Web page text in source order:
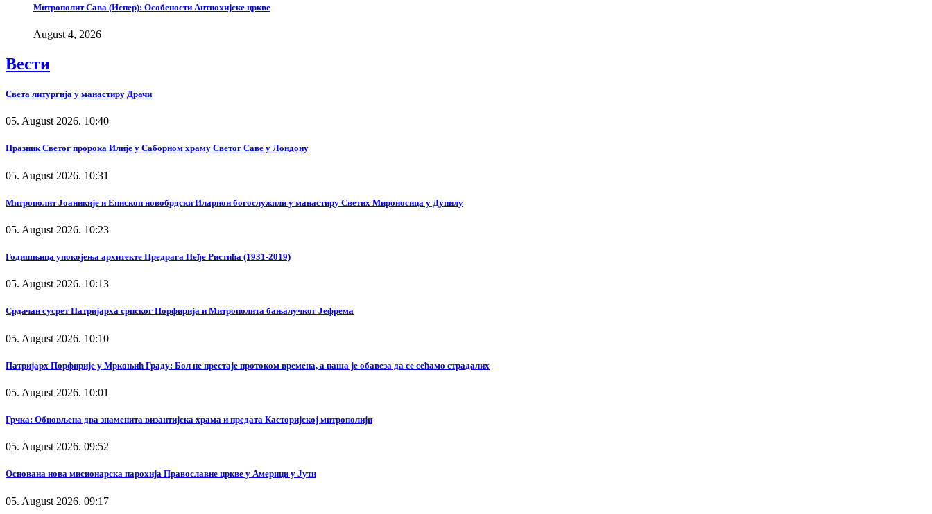
Митрополит Сава (Испер): Особености Антиохијске цркве
August 4, 2026
Вести
Света литургија у манастиру Драчи
05. August 2026. 10:40
Празник Светог пророка Илије у Саборном храму Светог Саве у Лондону
05. August 2026. 10:31
Митрополит Јоаникије и Епископ новобрдски Иларион богослужили у манастиру Светих Мироносица у Дупилу
05. August 2026. 10:23
Годишњица упокојења архитекте Предрага Пеђе Ристића (1931-2019)
05. August 2026. 10:13
Срдачан сусрет Патријарха српског Порфирија и Митрополита бањалучког Јефрема
05. August 2026. 10:10
Патријарх Порфирије у Мркоњић Граду: Бол не престаје протоком времена, а наша је обавеза да се сећамо страдалих
05. August 2026. 10:01
Грчка: Обновљена два знаменита византијска храма и предата Касторијској митрополији
05. August 2026. 09:52
Основана нова мисионарска парохија Православне цркве у Америци у Јути
05. August 2026. 09:17